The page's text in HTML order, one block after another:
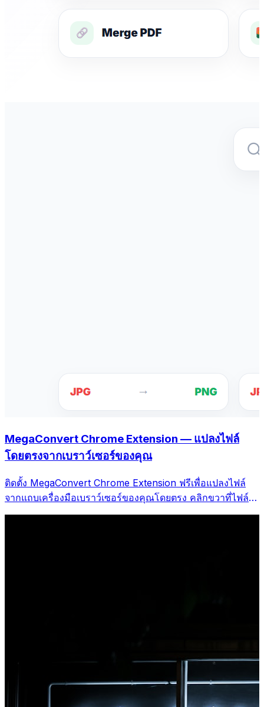
MegaConvert Chrome Extension — แปลงไฟล์
โดยตรงจากเบราว์เซอร์ของคุณ
ติดตั้ง MegaConvert Chrome Extension ฟรีเพื่อแปลงไฟล์
จากแถบเครื่องมือเบราว์เซอร์ของคุณโดยตรง คลิกขวาที่ไฟล์ใด
ก็ได้ที่จะแปลง เข้าถึงเครื่องมือทั้งหมดได้ทันทีจาก Chrome